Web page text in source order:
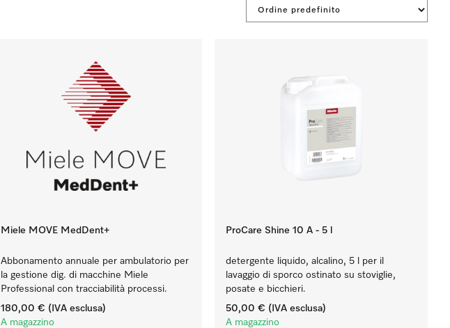
Miele MOVE MedDent+
Abbonamento annuale per ambulatorio per
la gestione dig. di macchine Miele
Professional con tracciabilità processi.
180,00 € (IVA esclusa)
A magazzino
ProCare Shine 10 A - 5 l
detergente liquido, alcalino, 5 l per il
lavaggio di sporco ostinato su stoviglie,
posate e bicchieri.
50,00 € (IVA esclusa)
A magazzino